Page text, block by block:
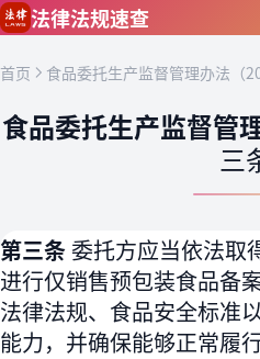
跳到主要内容
法律法规速查
首页 食品委托生产监督管理办法（
食品委托生产监督管
三
第三条 委托方应当依法取
进行仅销售预包装食品备
法律法规、食品安全标准
能力，并确保能够正常履